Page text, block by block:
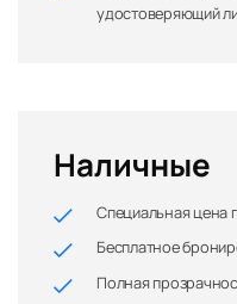
удостоверяющий
Наличные
Специальная цена
Бесплатное
Полная